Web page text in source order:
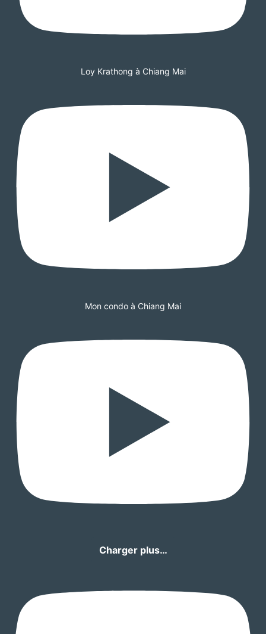
Loy Krathong à Chiang Mai
Mon condo à Chiang Mai
Charger plus…